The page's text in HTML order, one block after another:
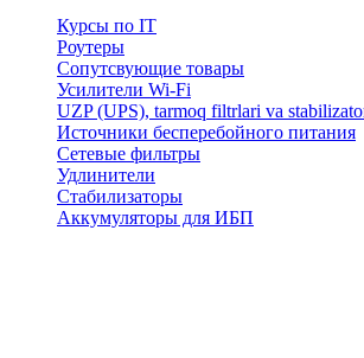
Курсы по IT
Роутеры
Сопутсвующие товары
Усилители Wi-Fi
UZP (UPS), tarmoq filtrlari va
Источники бесперебойного питания
Сетевые фильтры
Удлинители
Стабилизаторы
Аккумуляторы для ИБП